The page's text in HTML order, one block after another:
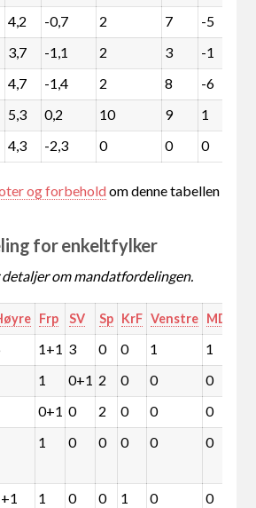
4,2 -0,7 2 7 -5
3,7 -1,1 2 3 -1
4,7 -1,4 2 8 -6
5,3 0,2 10 9 1
4,3 -2,3 0 0 0
og forbeholdom denne tabellen
for enkeltfylker
om mandatfordelingen.
Frp SV Sp KrF Venstre MDG
1+1 3 0 0 1 1
1 0+1 2 0 0 0
0+1 0 2 0 0 0
1 0 0 0 0 0
1 0 0 1 0 0